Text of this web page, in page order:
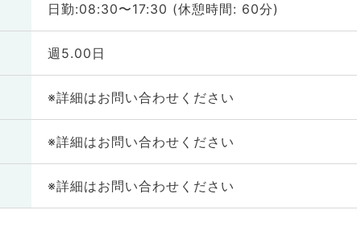
日勤:08:30〜17:30 (休憩時間: 60分)
週5.00日
※詳細はお問い合わせください
※詳細はお問い合わせください
※詳細はお問い合わせください